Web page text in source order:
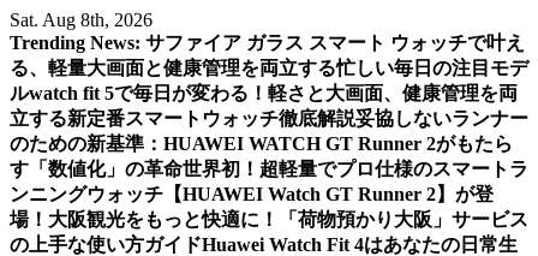
Skip
to
content
Sat. Aug 8th, 2026
Trending News: サファイア ガラス スマート ウォッチで叶え
る、軽量大画面と健康管理を両立する忙しい毎日の注目モデ
ルwatch fit 5で毎日が変わる！軽さと大画面、健康管理を両
立する新定番スマートウォッチ徹底解説妥協しないランナー
のための新基準：HUAWEI WATCH GT Runner 2がもたら
す「数値化」の革命世界初！超軽量でプロ仕様のスマートラ
ンニングウォッチ【HUAWEI Watch GT Runner 2】が登
場！ 大阪観光をもっと快適に！「荷物預かり大阪」サービス
の上手な使い方ガイドHuawei Watch Fit 4はあなたの日常生